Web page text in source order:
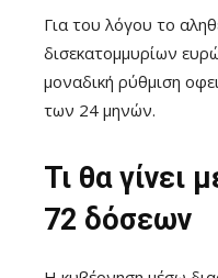
Για του λόγου το
δισεκατομμυρίων
μοναδική ρύθμιση
των 24 μηνών.
Τι θα γίνει
72 δόσεων